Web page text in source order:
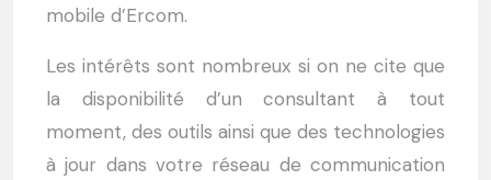
mobile d’Ercom.
Les intérêts sont nombreux si on ne cite que
la disponibilité d’un consultant à tout
moment, des outils ainsi que des technologies
à jour dans votre réseau de communication